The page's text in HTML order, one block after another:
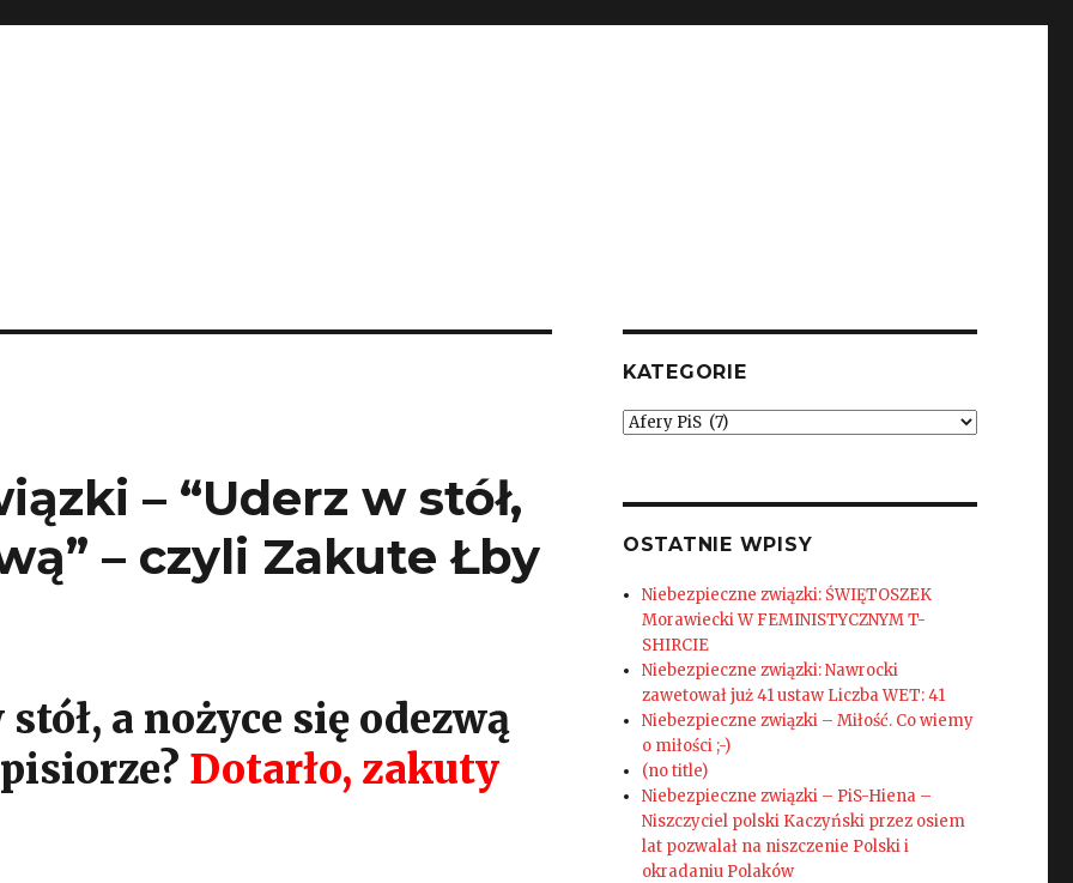
– “Uderz w stół,
– czyli Zakute Łby
a nożyce się odezwą
Dotarło, zakuty
KATEGORIE
Kategorie
OSTATNIE WPISY
Niebezpieczne związki: ŚWIĘTOSZEK
Morawiecki W FEMINISTYCZNYM T-
SHIRCIE
Niebezpieczne związki: Nawrocki
zawetował już 41 ustaw Liczba WET: 41
Niebezpieczne związki – Miłość. Co wiemy
o miłości ;-)
(no title)
Niebezpieczne związki – PiS-Hiena –
Niszczyciel polski Kaczyński przez osiem
lat pozwalał na niszczenie Polski i
okradaniu Polaków